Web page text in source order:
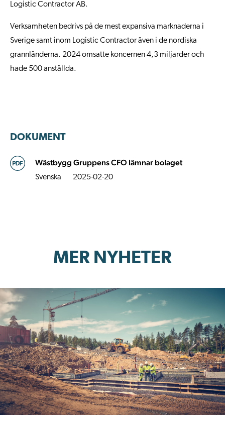
Logistic Contractor AB.
Verksamheten bedrivs på de mest expansiva marknaderna i
Sverige samt inom Logistic Contractor även i de nordiska
grannländerna. 2024 omsatte koncernen 4,3 miljarder och
hade 500 anställda.
DOKUMENT
Wästbygg Gruppens CFO lämnar bolaget
Svenska 2025-02-20
MER NYHETER